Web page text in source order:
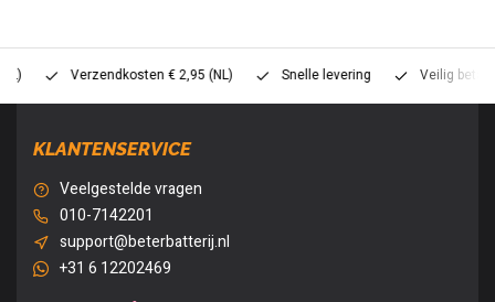
Verzendkosten € 2,95 (NL) Snelle levering Veilig betalen
KLANTENSERVICE
Veelgestelde vragen
010-7142201
support@beterbatterij.nl
+31 6 12202469